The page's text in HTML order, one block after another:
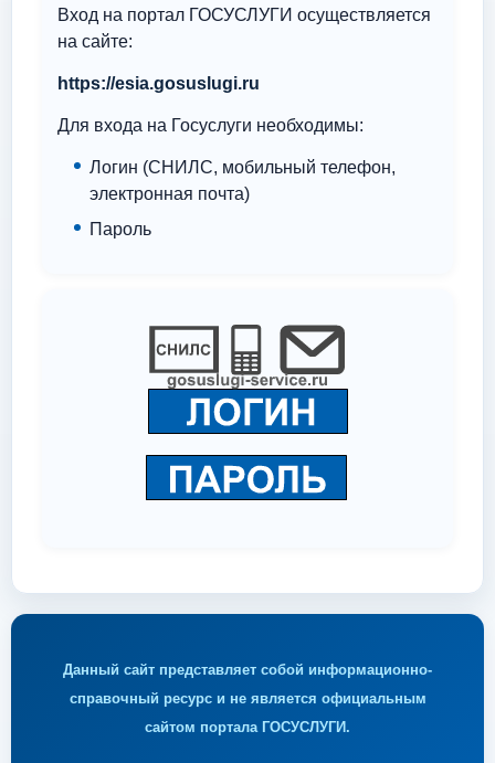
Вход на портал ГОСУСЛУГИ осуществляется
на сайте:
https://esia.gosuslugi.ru
Для входа на Госуслуги необходимы:
Логин (СНИЛС, мобильный телефон,
электронная почта)
Пароль
Данный сайт представляет собой информационно-
справочный ресурс и не является официальным
сайтом портала ГОСУСЛУГИ.